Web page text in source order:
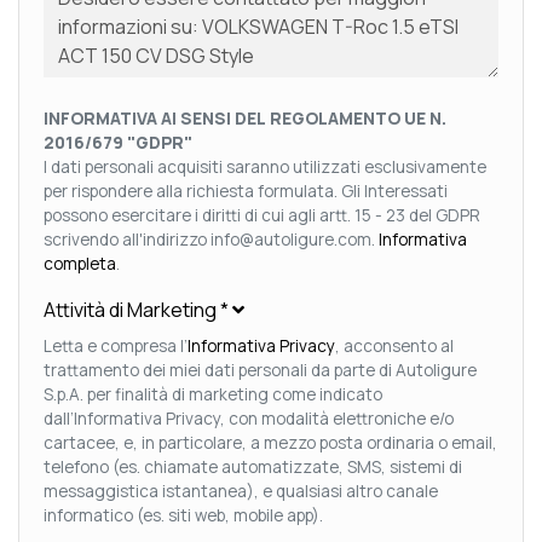
INFORMATIVA AI SENSI DEL REGOLAMENTO UE N.
2016/679 "GDPR"
I dati personali acquisiti saranno utilizzati esclusivamente
per rispondere alla richiesta formulata. Gli Interessati
possono esercitare i diritti di cui agli artt. 15 - 23 del GDPR
scrivendo all'indirizzo info@autoligure.com. Informativa
completa.
Attività di Marketing*
Letta e compresa l’Informativa Privacy, acconsento al
trattamento dei miei dati personali da parte di Autoligure
S.p.A. per finalità di marketing come indicato
dall’Informativa Privacy, con modalità elettroniche e/o
cartacee, e, in particolare, a mezzo posta ordinaria o email,
telefono (es. chiamate automatizzate, SMS, sistemi di
messaggistica istantanea), e qualsiasi altro canale
informatico (es. siti web, mobile app).